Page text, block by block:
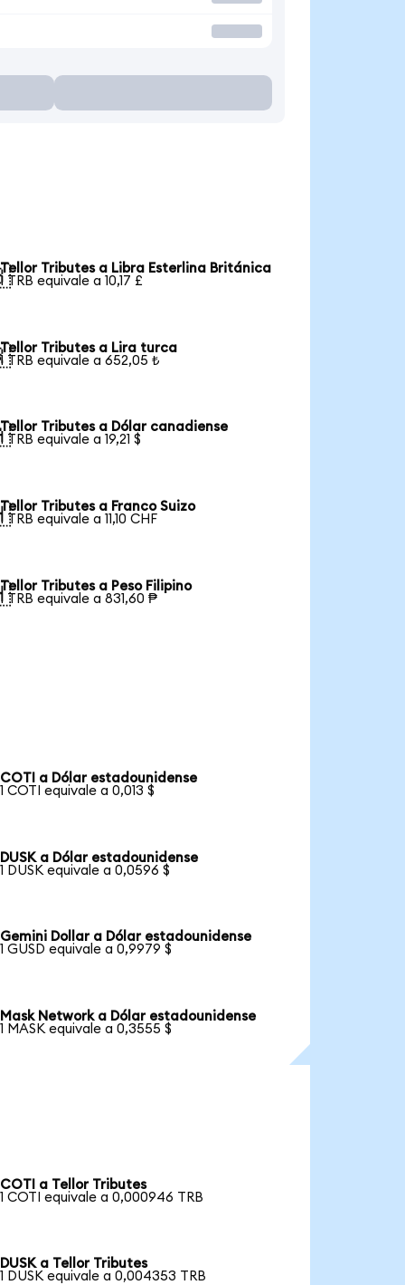
Tellor Tributes a Libra Esterlina Británica
1 TRB equivale a 10,17 £
Tellor Tributes a Lira turca
1 TRB equivale a 652,05 ₺
Tellor Tributes a Dólar canadiense
1 TRB equivale a 19,21 $
Tellor Tributes a Franco Suizo
1 TRB equivale a 11,10 CHF
Tellor Tributes a Peso Filipino
1 TRB equivale a 831,60 ₱
COTI a Dólar estadounidense
1 COTI equivale a 0,013 $
DUSK a Dólar estadounidense
1 DUSK equivale a 0,0596 $
Gemini Dollar a Dólar estadounidense
1 GUSD equivale a 0,9979 $
Mask Network a Dólar estadounidense
1 MASK equivale a 0,3555 $
COTI a Tellor Tributes
1 COTI equivale a 0,000946 TRB
DUSK a Tellor Tributes
1 DUSK equivale a 0,004353 TRB